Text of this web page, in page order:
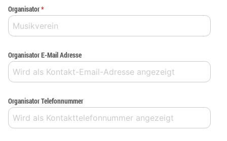
Organisator*
Organisator E-Mail Adresse
Organisator Telefonnummer